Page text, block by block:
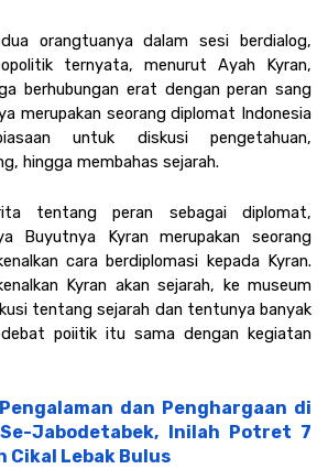
orangtuanya dalam sesi berdialog,
ternyata, menurut Ayah Kyran,
berhubungan erat dengan peran sang
merupakan seorang diplomat Indonesia
untuk diskusi pengetahuan,
hingga membahas sejarah.
tentang peran sebagai diplomat,
Buyutnya Kyran merupakan seorang
cara berdiplomasi kepada Kyran.
Kyran akan sejarah, ke museum
tentang sejarah dan tentunya banyak
poiitik itu sama dengan kegiatan
dan Penghargaan di
Se-Jabodetabek, Inilah Potret 7
Cikal Lebak Bulus